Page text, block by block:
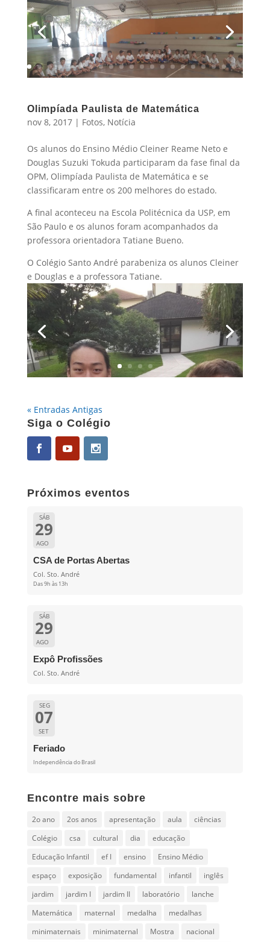
Olimpíada Paulista de Matemática
nov 8, 2017| Fotos, Notícia
Os alunos do Ensino Médio Cleiner Reame Neto e
Douglas Suzuki Tokuda participaram da fase final da
OPM, Olimpíada Paulista de Matemática e se
classificaram entre os 200 melhores do estado.
A final aconteceu na Escola Politécnica da USP, em
São Paulo e os alunos foram acompanhados da
professora orientadora Tatiane Bueno.
O Colégio Santo André parabeniza os alunos Cleiner
e Douglas e a professora Tatiane.
« Entradas Antigas
Siga o Colégio
Próximos eventos
SÁB
29
AGO
CSA de Portas Abertas
Col. Sto. André
Das 9h às 13h
SÁB
29
AGO
Expô Profissões
Col. Sto. André
SEG
07
SET
Feriado
Independência do Brasil
Encontre mais sobre
2o ano 2os anos apresentação aula
ciências
Colégio
csa cultural dia
educação
Educação Infantil
ef I ensino
Ensino Médio
espaço
exposição fundamental infantil
inglês
jardim
jardim I jardim II laboratório
lanche
Matemática
maternal medalha
medalhas
minimaternais
minimaternal Mostra
nacional